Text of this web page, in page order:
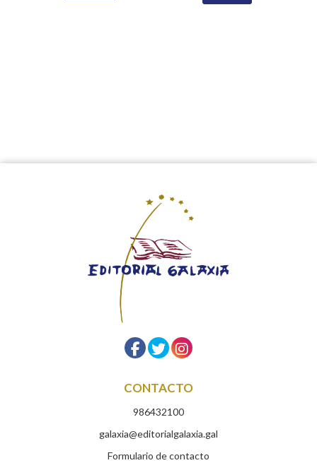
CONTACTO
986432100
galaxia@editorialgalaxia.gal
Formulario de contacto